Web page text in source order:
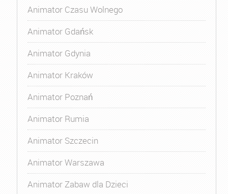
Animator Czasu Wolnego
Animator Gdańsk
Animator Gdynia
Animator Kraków
Animator Poznań
Animator Rumia
Animator Szczecin
Animator Warszawa
Animator Zabaw dla Dzieci